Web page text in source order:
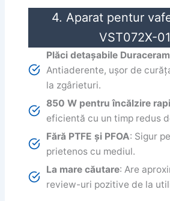
4. Aparat pentur
VST072X-01
Plăci detașabile
Antiaderente, ușor de
la zgârieturi.
850 W pentru încălzire
eficientă cu un timp redus
Fără PTFE și PFOA: Sigur
prietenos cu mediul.
La mare căutare: Are
review-uri pozitive de la